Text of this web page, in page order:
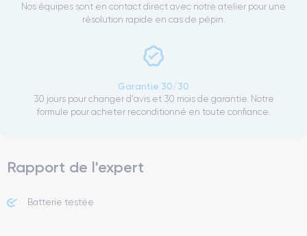
Nos équipes sont en contact direct avec notre atelier pour une
résolution rapide en cas de pépin.
Garantie 30/30
30 jours pour changer d'avis et 30 mois de garantie. Notre
formule pour acheter reconditionné en toute confiance.
Rapport de l'expert
Batterie testée